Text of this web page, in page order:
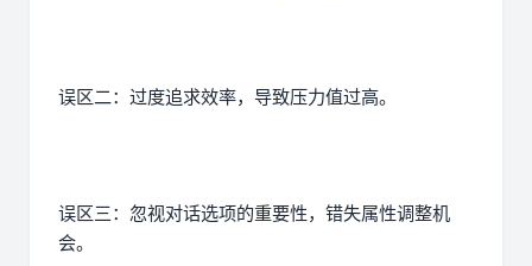
误区二：过度追求效率，导致压力值过高。
误区三：忽视对话选项的重要性，错失属性调整机
会。